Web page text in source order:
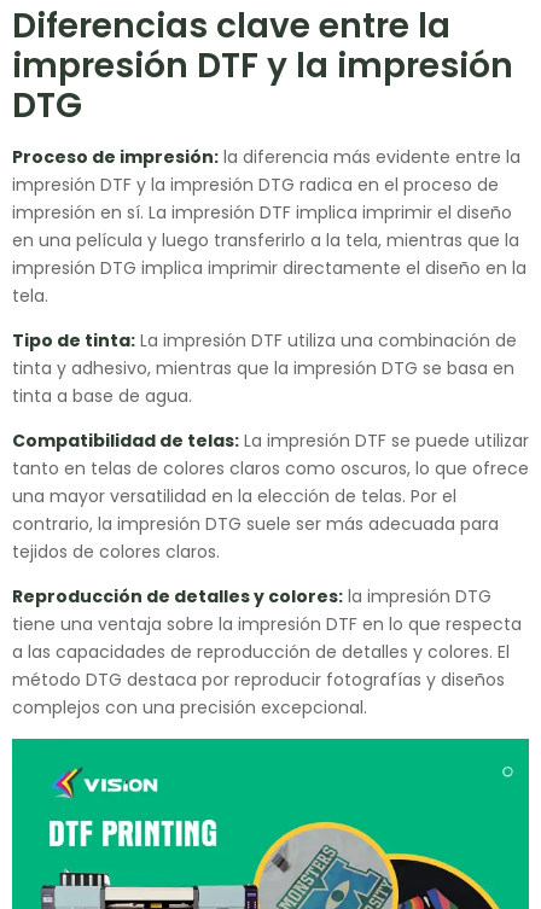
Diferencias clave entre la
impresión DTF y la impresión
DTG
Proceso de impresión: la diferencia más evidente entre la
impresión DTF y la impresión DTG radica en el proceso de
impresión en sí. La impresión DTF implica imprimir el diseño
en una película y luego transferirlo a la tela, mientras que la
impresión DTG implica imprimir directamente el diseño en la
tela.
Tipo de tinta: La impresión DTF utiliza una combinación de
tinta y adhesivo, mientras que la impresión DTG se basa en
tinta a base de agua.
Compatibilidad de telas: La impresión DTF se puede utilizar
tanto en telas de colores claros como oscuros, lo que ofrece
una mayor versatilidad en la elección de telas. Por el
contrario, la impresión DTG suele ser más adecuada para
tejidos de colores claros.
Reproducción de detalles y colores: la impresión DTG
tiene una ventaja sobre la impresión DTF en lo que respecta
a las capacidades de reproducción de detalles y colores. El
método DTG destaca por reproducir fotografías y diseños
complejos con una precisión excepcional.